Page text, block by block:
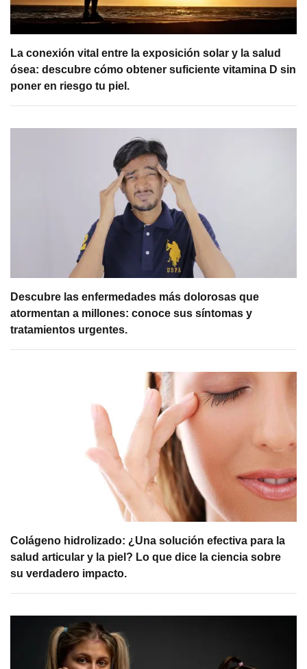
La conexión vital entre la exposición solar y la salud
ósea: descubre cómo obtener suficiente vitamina D sin
poner en riesgo tu piel.
Descubre las enfermedades más dolorosas que
atormentan a millones: conoce sus síntomas y
tratamientos urgentes.
Colágeno hidrolizado: ¿Una solución efectiva para la
salud articular y la piel? Lo que dice la ciencia sobre
su verdadero impacto.